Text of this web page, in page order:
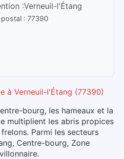
:Verneuil-l'Étang
: 77390
à Verneuil-l'Étang (77390)
bourg, les hameaux et la
multiplient les abris propices
Parmi les secteurs
Centre-bourg, Zone